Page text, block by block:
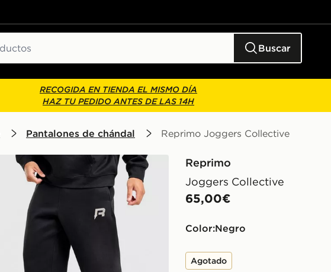
Buscar
RECOGIDA EN TIENDA EL MISMO DÍA
HAZ TU PEDIDO ANTES DE LAS 14H
Pantalones de chándal Reprimo Joggers Collective
Reprimo
Joggers Collective
65,00€
Color: negro
Agotado